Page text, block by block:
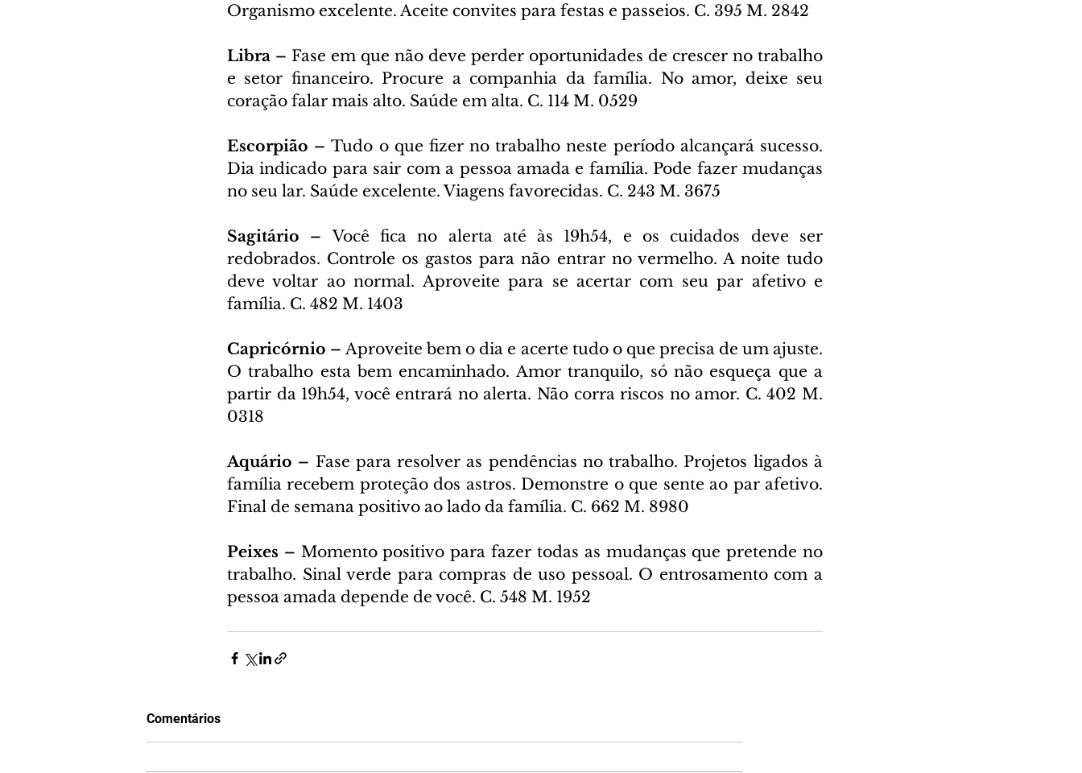
Organismo excelente. Aceite convites para festas e passeios. C. 395 M. 2842
Libra – Fase em que não deve perder oportunidades de crescer no trabalho
e setor financeiro. Procure a companhia da família. No amor, deixe seu
coração falar mais alto. Saúde em alta. C. 114 M. 0529
Escorpião – Tudo o que fizer no trabalho neste período alcançará sucesso.
Dia indicado para sair com a pessoa amada e família. Pode fazer mudanças
no seu lar. Saúde excelente. Viagens favorecidas. C. 243 M. 3675
Sagitário – Você fica no alerta até às 19h54, e os cuidados deve ser
redobrados. Controle os gastos para não entrar no vermelho. A noite tudo
deve voltar ao normal. Aproveite para se acertar com seu par afetivo e
família. C. 482 M. 1403
Capricórnio – Aproveite bem o dia e acerte tudo o que precisa de um ajuste.
O trabalho esta bem encaminhado. Amor tranquilo, só não esqueça que a
partir da 19h54, você entrará no alerta. Não corra riscos no amor. C. 402 M.
0318
Aquário – Fase para resolver as pendências no trabalho. Projetos ligados à
família recebem proteção dos astros. Demonstre o que sente ao par afetivo.
Final de semana positivo ao lado da família. C. 662 M. 8980
Peixes – Momento positivo para fazer todas as mudanças que pretende no
trabalho. Sinal verde para compras de uso pessoal. O entrosamento com a
pessoa amada depende de você. C. 548 M. 1952
Comentários